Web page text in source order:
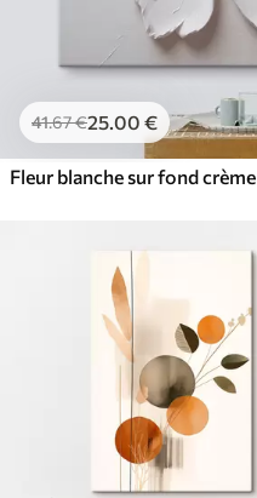
41.67€25.00 €
Fleur blanche sur fond crème